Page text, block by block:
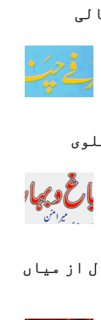
از میاں